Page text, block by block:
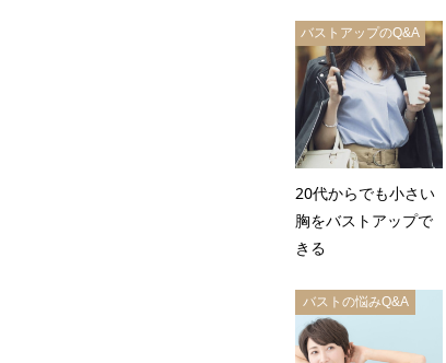
バストアップのQ&A
20代からでも小さい
胸をバストアップで
きる
バストの悩みQ&A